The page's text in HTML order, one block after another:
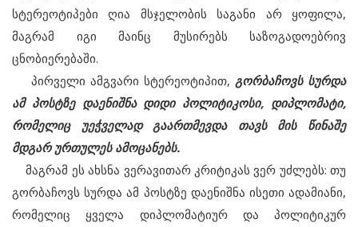
სტერეოტიპები ღია მსჯელობის საგანი არ ყოფილა,
მაგრამ იგი მაინც მუსირებს საზოგადოებრივ
ცნობიერებაში.
პირველი ამგვარი სტერეოტიპით, გორბაჩოვს სურდა
ამ პოსტზე დაენიშნა დიდი პოლიტიკოსი, დიპლომატი,
რომელიც უეჭველად გაართმევდა თავს მის წინაშე
მდგარ ურთულეს ამოცანებს.
მაგრამ ეს ახსნა ვერავითარ კრიტიკას ვერ უძლებს: თუ
გორბაჩოვს სურდა ამ პოსტზე დაენიშნა ისეთი ადამიანი,
რომელიც ყველა დიპლომატიურ და პოლიტიკურ